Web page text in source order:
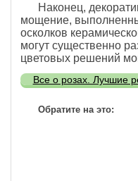
Наконец,
мощение,
осколков
могут существенно
цветовых решений
Все о розах. Лучшие
Обратите на это: